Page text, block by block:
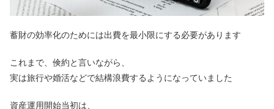
蓄財の効率化のためには出費を最小限にする必要があります
これまで、倹約と言いながら、
実は旅行や婚活などで結構浪費するようになっていました
資産運用開始当初は、